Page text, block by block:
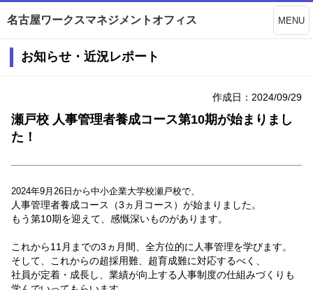
名古屋ワークスマネジメントオフィス MENU
お知らせ・近況レポート
作成日：2024/09/29
瀬戸校 人事管理者養成コース第10期が始まりまし
た！
2024年9月26日から中小企業大学校瀬戸校で、
人事管理者養成コース（3ヵ月コース）が始まりました。
もう第10期を迎えて、感慨深いものがあります。
これから11月までの3ヵ月間、全方位的に人事管理を学びます。
そして、これからの超採用難、超育成難に対応するべく、
社員が定着・成長し、業績が向上する人事制度の仕組みづくりも